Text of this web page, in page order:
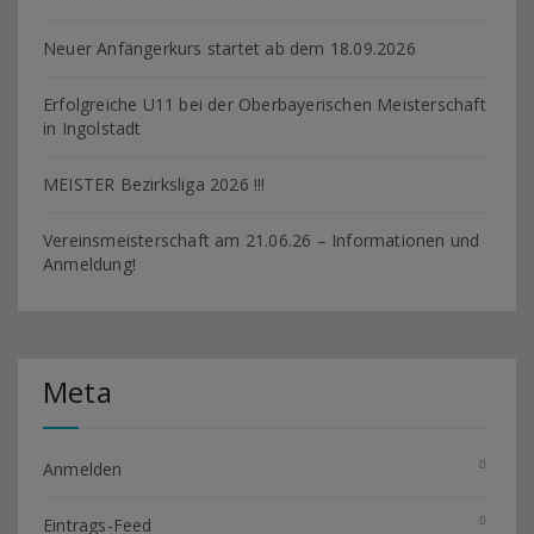
Neuer Anfängerkurs startet ab dem 18.09.2026
Erfolgreiche U11 bei der Oberbayerischen Meisterschaft
in Ingolstadt
MEISTER Bezirksliga 2026 !!!
Vereinsmeisterschaft am 21.06.26 – Informationen und
Anmeldung!
Meta
Anmelden
Eintrags-Feed